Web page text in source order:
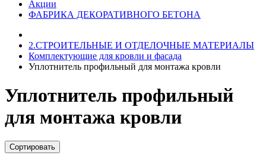
Акции
ФАБРИКА ДЕКОРАТИВНОГО БЕТОНА
2.СТРОИТЕЛЬНЫЕ И ОТДЕЛОЧНЫЕ МАТЕРИАЛЫ
Комплектующие для кровли и фасада
Уплотнитель профильный для монтажа кровли
Уплотнитель профильный
для монтажа кровли
Сортировать